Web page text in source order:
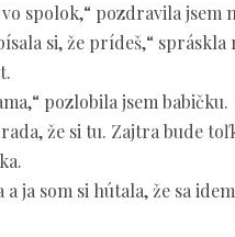
spolok,“ pozdravila jsem
si, že prídeš,“ spráskla
pozlobila jsem babičku.
že si tu. Zajtra bude
ja som si hútala, že sa